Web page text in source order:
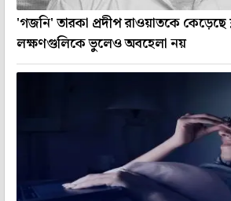
'গজনি' তারকা প্রদীপ রাওয়াতকে কেড়েছে
লক্ষণগুলিকে ভুলেও অবহেলা নয়